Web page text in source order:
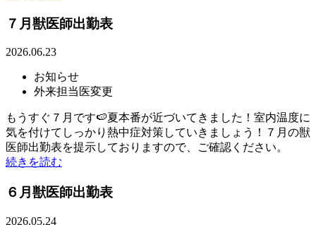
７月獣医師出勤表
2026.06.23
お知らせ
外来担当医変更
もうすぐ７月です🍉夏本番が近づいてきました！室内温度に
気を付けてしっかり熱中症対策していきましょう！７月の獣
医師出勤表を提示しておりますので、ご確認ください。
続きを読む
６月獣医師出勤表
2026.05.24